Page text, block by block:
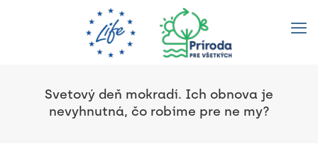
Svetový deň mokradí. Ich obnova je
nevyhnutná, čo robíme pre ne my?